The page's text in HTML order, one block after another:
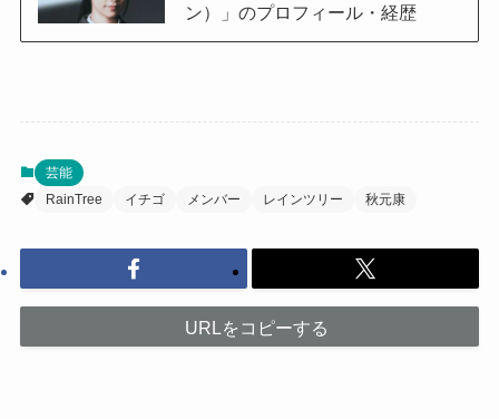
ン）」のプロフィール・経歴
芸能
RainTree
イチゴ メンバー レインツリー 秋元康
URLをコピーする